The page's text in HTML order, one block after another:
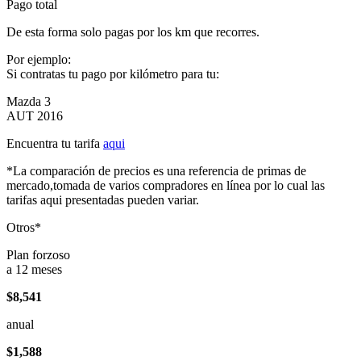
Pago total
De esta forma solo pagas por los km que recorres.
Por ejemplo:
Si contratas tu pago por kilómetro para tu:
Mazda 3
AUT 2016
Encuentra tu tarifa aqui
*La comparación de precios es una referencia de primas de
mercado,tomada de varios compradores en línea por lo cual las
tarifas aqui presentadas pueden variar.
Otros*
Plan forzoso
a 12 meses
$8,541
anual
$1,588